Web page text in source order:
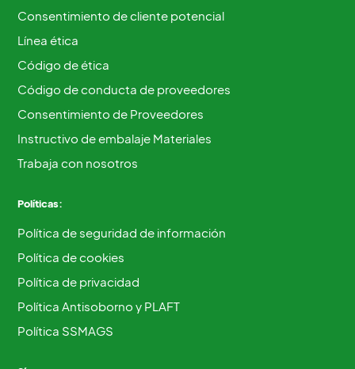
Consentimiento de cliente potencial
Línea ética
Código de ética
Código de conducta de proveedores
Consentimiento de Proveedores
Instructivo de embalaje Materiales
Trabaja con nosotros
Políticas:
Política de seguridad de información
Política de cookies
Política de privacidad
Política Antisoborno y PLAFT
Política SSMAGS